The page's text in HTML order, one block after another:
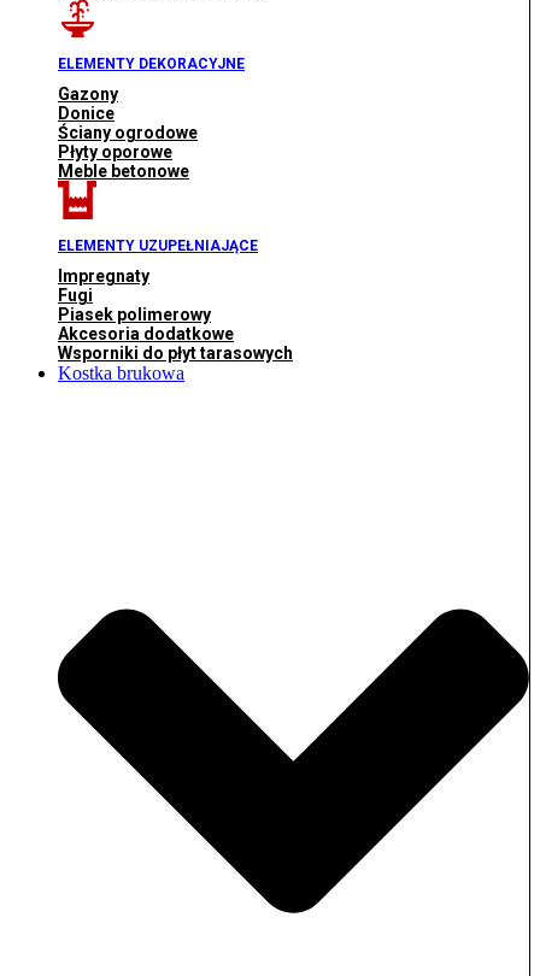
ELEMENTY DEKORACYJNE
Gazony
Donice
Ściany ogrodowe
Płyty oporowe
Meble betonowe
ELEMENTY UZUPEŁNIAJĄCE
Impregnaty
Fugi
Piasek polimerowy
Akcesoria dodatkowe
Wsporniki do płyt tarasowych
Kostka brukowa